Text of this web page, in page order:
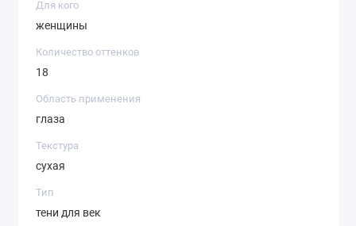
Для кого
женщины
Количество оттенков
18
Область применения
глаза
Текстура
сухая
Тип
тени для век